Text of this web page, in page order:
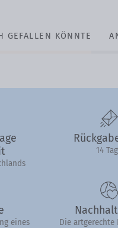
GEFALLEN KÖNNTE
14
eines
Die artgerechte